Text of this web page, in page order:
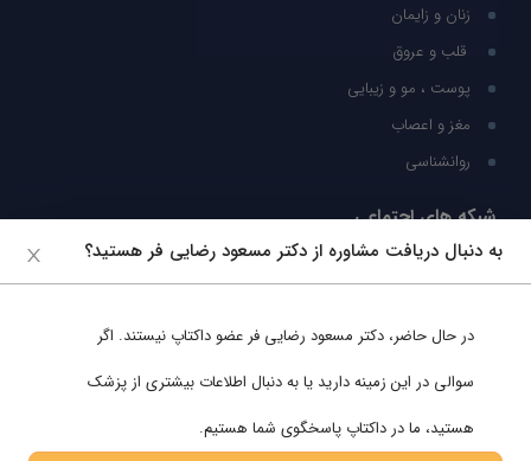
زنان و زایمان
قلب و عروق
پوست ، مو و زیبایی
مغز و اعصاب
روانشناسی
شبکه های اجتماعی
ما را در شبکه های اجتماعی دنبال کنید
به دنبال دریافت مشاوره از دکتر مسعود رضایی فر هستید؟
در حال حاضر، دکتر مسعود رضایی فر عضو داکتاپ نیستند. اگر
سوالی در این زمینه دارید یا به دنبال اطلاعات بیشتری از پزشک
هستید، ما در داکتاپ پاسخگوی شما هستیم.